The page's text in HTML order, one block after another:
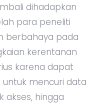
dihadapkan
para peneliti
berbahaya pada
kerentanan
karena dapat
mencuri data
akses, hingga